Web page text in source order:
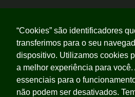
“Cookies” são identificadores
transferimos para o seu
dispositivo. Utilizamos cookies
a melhor experiência para
essenciais para o
não podem ser desativados.